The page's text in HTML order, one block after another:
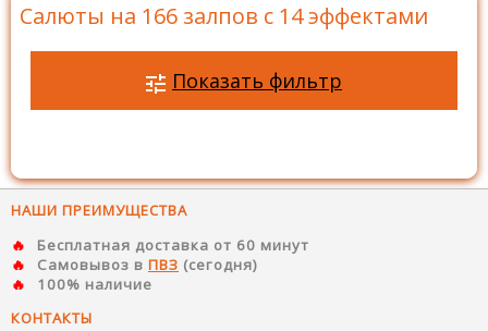
Салюты на 166 залпов с 14 эффектами
Показать фильтр
НАШИ ПРЕИМУЩЕСТВА
Бесплатная доставка от 60 минут
Самовывоз в ПВЗ (сегодня)
100% наличие
КОНТАКТЫ